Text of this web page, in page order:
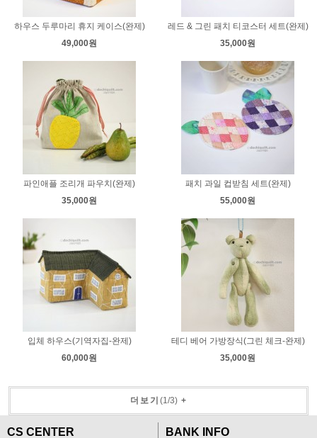
하우스 두루마리 휴지 케이스(완제)
49,000원
레드 & 그린 패치 티코스터 세트(완제)
35,000원
파인애플 조리개 파우치(완제)
35,000원
패치 과일 컵받침 세트(완제)
55,000원
입체 하우스(기역자집-완제)
60,000원
테디 베어 가방장식(그린 체크-완제)
35,000원
더보기 (1/3)+
CS CENTER BANK INFO